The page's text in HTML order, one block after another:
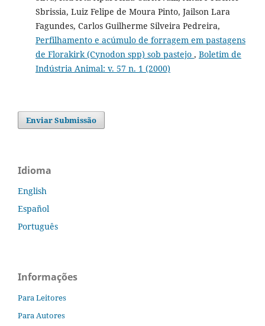
Sbrissia, Luiz Felipe de Moura Pinto, Jailson Lara
Fagundes, Carlos Guilherme Silveira Pedreira,
Perfilhamento e acúmulo de forragem em pastagens
de Florakirk (Cynodon spp) sob pastejo , Boletim de
Indústria Animal: v. 57 n. 1 (2000)
Enviar Submissão
Idioma
English
Español
Português
Informações
Para Leitores
Para Autores